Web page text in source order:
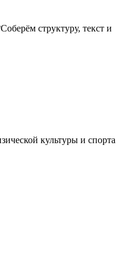
Соберём структуру, текст и
культуры и спорта